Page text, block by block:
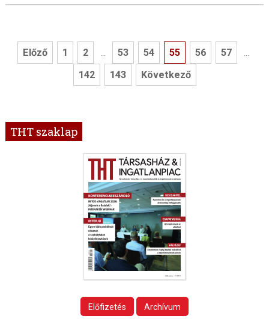
Előző 1 2 ... 53 54 55 56 57 ...
142 143 Következő
THT szaklap
Előfizetés Archívum